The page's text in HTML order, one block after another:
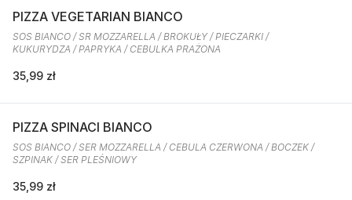
PIZZA VEGETARIAN BIANCO
SOS BIANCO / SR MOZZARELLA / BROKUŁY / PIECZARKI /
KUKURYDZA / PAPRYKA / CEBULKA PRAŻONA
35,99 zł
PIZZA SPINACI BIANCO
SOS BIANCO / SER MOZZARELLA / CEBULA CZERWONA / BOCZEK /
SZPINAK / SER PLEŚNIOWY
35,99 zł